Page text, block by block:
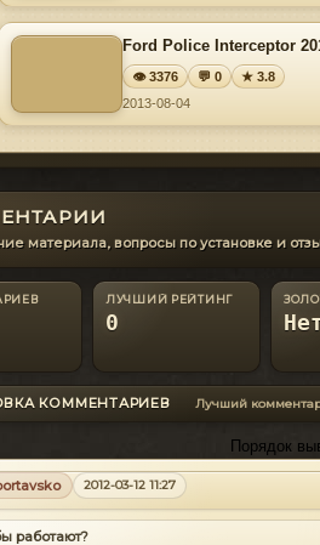
Ford Police Interceptor
👁 3376 💬 0
★ 3.8
2013-08-04
материала, вопросы по установке и
ЛУЧШИЙ РЕЙТИНГ
0
КОММЕНТАРИЕВ Лучший
Порядок
2012-03-12 11:27
работают?